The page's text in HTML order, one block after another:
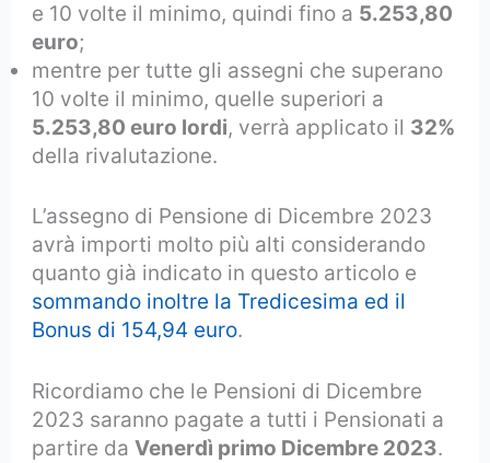
e 10 volte il minimo, quindi fino a 5.253,80
euro;
mentre per tutte gli assegni che superano
10 volte il minimo, quelle superiori a
5.253,80 euro lordi, verrà applicato il 32%
della rivalutazione.
L’assegno di Pensione di Dicembre 2023
avrà importi molto più alti considerando
quanto già indicato in questo articolo e
sommando inoltre la Tredicesima ed il
Bonus di 154,94 euro.
Ricordiamo che le Pensioni di Dicembre
2023 saranno pagate a tutti i Pensionati a
partire daVenerdì primo Dicembre 2023.